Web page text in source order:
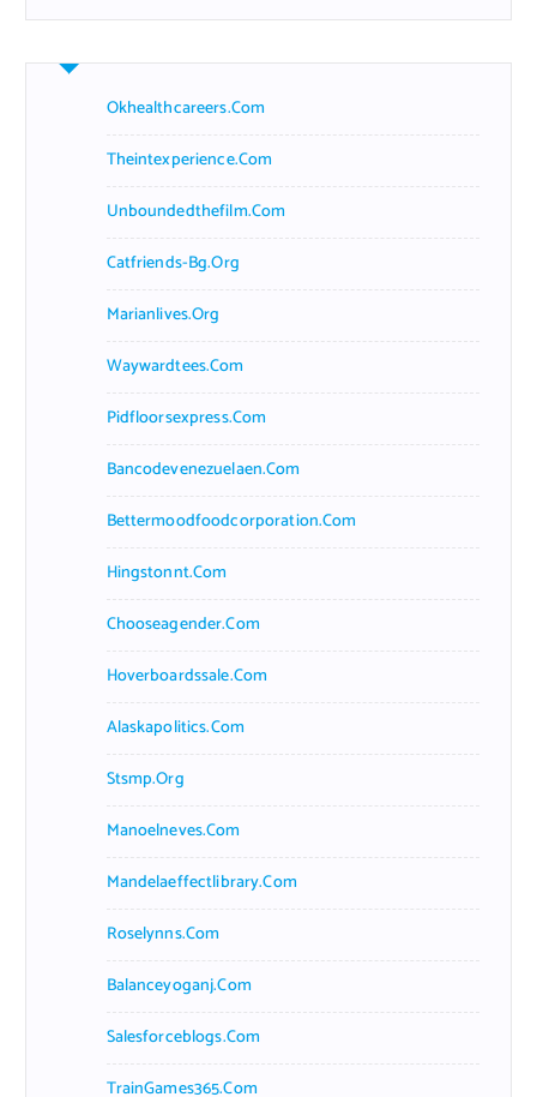
Okhealthcareers.com
Theintexperience.com
Unboundedthefilm.com
Catfriends-Bg.org
Marianlives.org
Waywardtees.com
Pidfloorsexpress.com
Bancodevenezuelaen.com
Bettermoodfoodcorporation.com
Hingstonnt.com
Chooseagender.com
Hoverboardssale.com
Alaskapolitics.com
Stsmp.org
Manoelneves.com
Mandelaeffectlibrary.com
Roselynns.com
Balanceyoganj.com
Salesforceblogs.com
TrainGames365.com